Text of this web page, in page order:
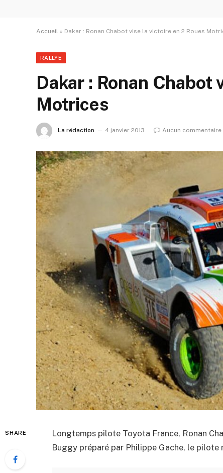
Accueil » Dakar : Ronan Chabot vise la victoire en 2 Roues
RALLYE
Dakar : Ronan Chabot
Motrices
La rédaction 4 janvier 2013 Aucun commentaire
SHARE
Longtemps pilote Toyota France, Ronan
Buggy préparé par Philippe Gache, le